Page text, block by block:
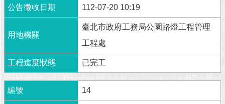
112-07-20 10:19
臺北市政府工務局公園路燈工程管理
工程處
已完工
14